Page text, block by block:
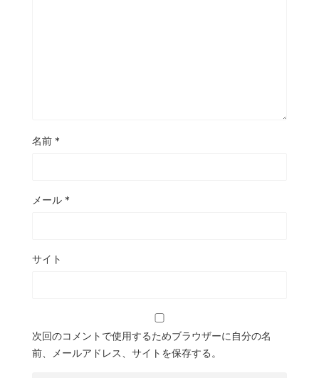
名前 *
メール *
サイト
次回のコメントで使用するためブラウザーに自分の名
前、メールアドレス、サイトを保存する。